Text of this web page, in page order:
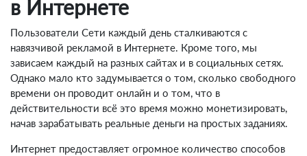
в Интернете
Пользователи Сети каждый день сталкиваются с
навязчивой рекламой в Интернете. Кроме того, мы
зависаем каждый на разных сайтах и в социальных сетях.
Однако мало кто задумывается о том, сколько свободного
времени он проводит онлайн и о том, что в
действительности всё это время можно монетизировать,
начав зарабатывать реальные деньги на простых заданиях.
Интернет предоставляет огромное количество способов